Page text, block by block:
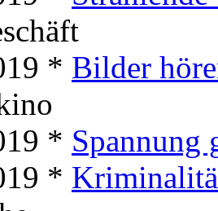
* Bilder
* Spannung
*